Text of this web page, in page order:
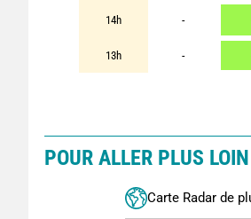
14h -
13h -
POUR ALLER PLUS LOIN
Carte Radar de